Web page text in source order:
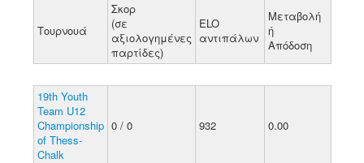
Τουρνουά
Σκορ
(σε
αξιολογημένες
παρτίδες)
ELO
αντιπάλων
Μεταβολή
ή
Απόδοση
19th Youth
Team U12
Championship
of Thess-
Chalk
0 / 0 932 0.00